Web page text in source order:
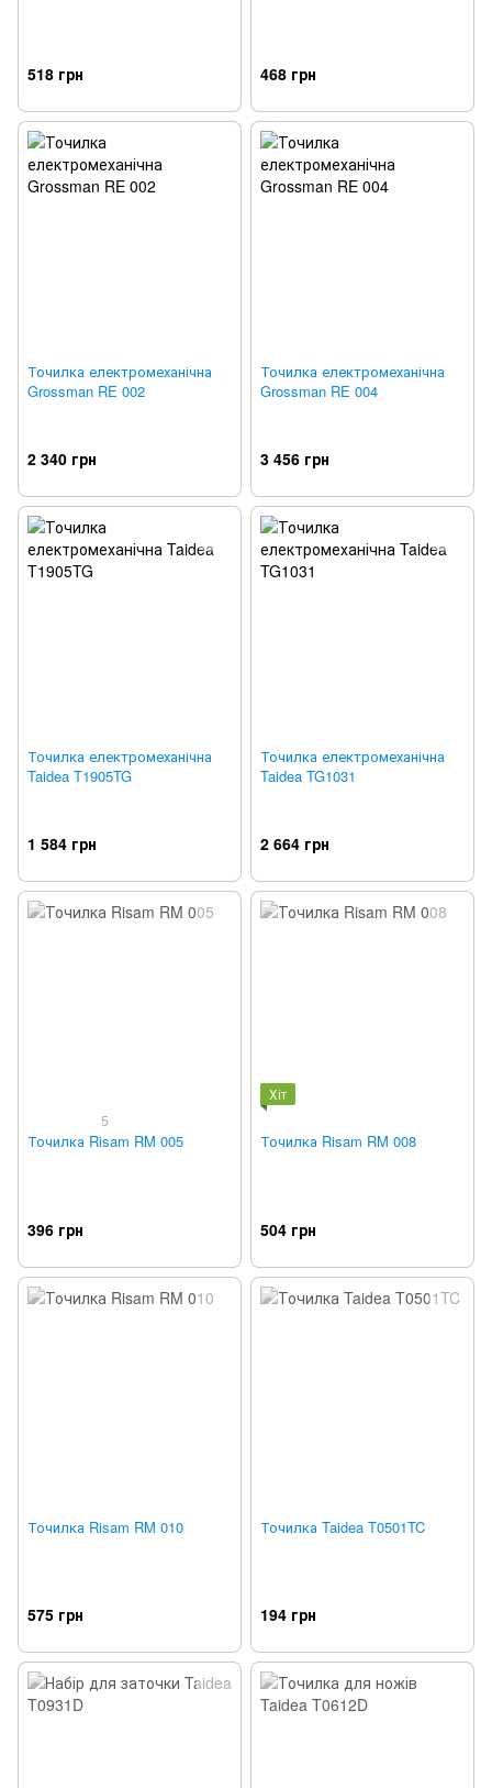
518 грн 468 грн
Точилка електромеханічна
Grossman RE 002
2 340 грн
Точилка електромеханічна
Grossman RE 004
3 456 грн
Точилка електромеханічна
Taidea T1905TG
1 584 грн
Точилка електромеханічна
Taidea TG1031
2 664 грн
5
Точилка Risam RM 005
396 грн
Хіт
Точилка Risam RM 008
504 грн
Точилка Risam RM 010
575 грн
Точилка Taidea T0501TC
194 грн